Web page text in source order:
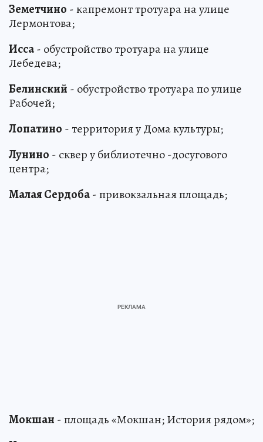
Земетчино - капремонт тротуара на улице
Лермонтова;
Исса- обустройство тротуара на улице
Лебедева;
Белинский - обустройство тротуара по улице
Рабочей;
Лопатино - территория у Дома культуры;
Лунино - сквер у библиотечно -досугового
центра;
Малая Сердоба- привокзальная площадь;
Мокшан - площадь «Мокшан; История рядом»;